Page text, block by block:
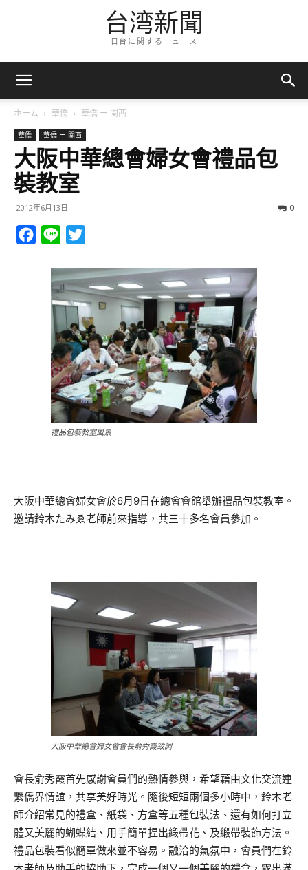
台湾新聞
日台に関するニュース
ホーム 華僑 華僑 ー 関西
華僑 華僑 ー 関西
大阪中華總會婦女會禮品包
裝教室
2012年6月13日 0
Facebook
Line
禮品包裝教室風景
大阪中華總會婦女會於6月9日在總會會館舉辦禮品包裝教室。
邀請鈴木たみゑ老師前來指導，共三十多名會員參加。
大阪中華總會婦女會會長俞秀霞致詞
會長俞秀霞首先感謝會員們的熱情參與，希望藉由文化交流連
繫僑界情誼，共享美好時光。隨後短短兩個多小時中，鈴木老
師介紹常見的禮盒、紙袋、方盒等五種包裝法、還有如何打立
體又美麗的蝴蝶結、用手簡單捏出緞帶花、及緞帶裝飾方法。
禮品包裝看似簡單做來並不容易。融洽的氣氛中，會員們在鈴